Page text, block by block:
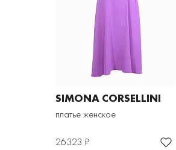
SIMONA CORSELLINI
платье женское
26323 ₽